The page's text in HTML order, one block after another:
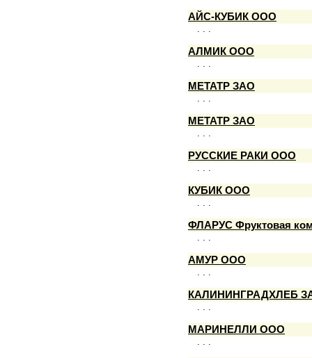
АЙС-КУБИК ООО
. . .
АЛМИК ООО
. . .
МЕТАТР ЗАО
. . .
МЕТАТР ЗАО
. . .
РУССКИЕ РАКИ ООО
. . .
КУБИК ООО
. . .
ФЛАРУС Фруктовая
. . .
АМУР ООО
. . .
КАЛИНИНГРАДХЛЕБ
. . .
МАРИНЕЛЛИ ООО
. . .